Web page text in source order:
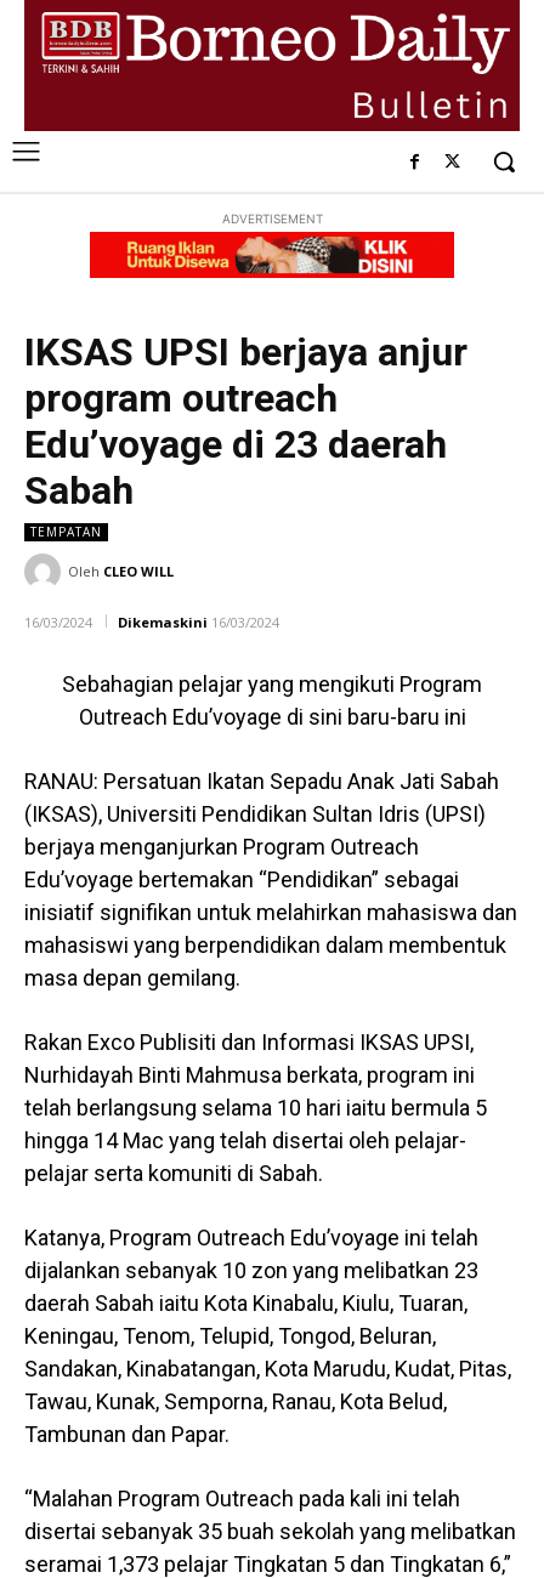
ADVERTISEMENT
IKSAS UPSI berjaya anjur
program outreach
Edu’voyage di 23 daerah
Sabah
TEMPATAN
Oleh CLEO WILL
16/03/2024 Dikemaskini 16/03/2024
Sebahagian pelajar yang mengikuti Program
Outreach Edu’voyage di sini baru-baru ini
RANAU: Persatuan Ikatan Sepadu Anak Jati Sabah
(IKSAS), Universiti Pendidikan Sultan Idris (UPSI)
berjaya menganjurkan Program Outreach
Edu’voyage bertemakan “Pendidikan” sebagai
inisiatif signifikan untuk melahirkan mahasiswa dan
mahasiswi yang berpendidikan dalam membentuk
masa depan gemilang.
Rakan Exco Publisiti dan Informasi IKSAS UPSI,
Nurhidayah Binti Mahmusa berkata, program ini
telah berlangsung selama 10 hari iaitu bermula 5
hingga 14 Mac yang telah disertai oleh pelajar-
pelajar serta komuniti di Sabah.
Katanya, Program Outreach Edu’voyage ini telah
dijalankan sebanyak 10 zon yang melibatkan 23
daerah Sabah iaitu Kota Kinabalu, Kiulu, Tuaran,
Keningau, Tenom, Telupid, Tongod, Beluran,
Sandakan, Kinabatangan, Kota Marudu, Kudat, Pitas,
Tawau, Kunak, Semporna, Ranau, Kota Belud,
Tambunan dan Papar.
“Malahan Program Outreach pada kali ini telah
disertai sebanyak 35 buah sekolah yang melibatkan
seramai 1,373 pelajar Tingkatan 5 dan Tingkatan 6,”